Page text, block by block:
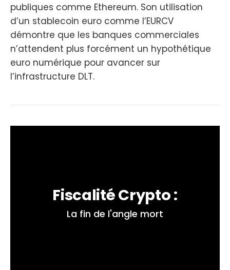
publiques comme Ethereum. Son utilisation
d’un stablecoin euro comme l’EURCV
démontre que les banques commerciales
n’attendent plus forcément un hypothétique
euro numérique pour avancer sur
l’infrastructure DLT.
Fiscalité Crypto :
La fin de l'angle mort